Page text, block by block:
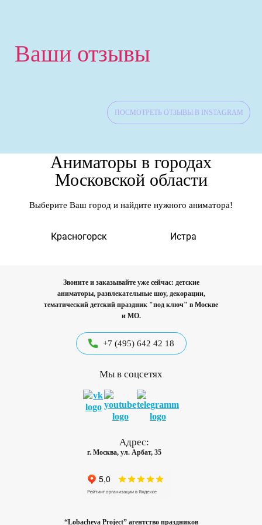
Ваши отзывы
ПОСМОТРЕТЬ ОТЗЫВЫ В INSTAGRAM
Аниматоры в городах
Московской области
Выберите Ваш город и найдите нужного аниматора!
Красногорск Истра
Звоните и заказывайте уже сейчас: детские
аниматоры, развлекательные шоу, декорации,
тематический детский праздник "под ключ" в Москве
и МО.
+7 (495) 642 42 18
Мы в соцсетях
Адрес:
г. Москва, ул. Арбат, 35
“Lobacheva Project” агентство праздников